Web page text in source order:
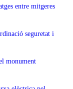
entre mitgeres
seguretat i
monument